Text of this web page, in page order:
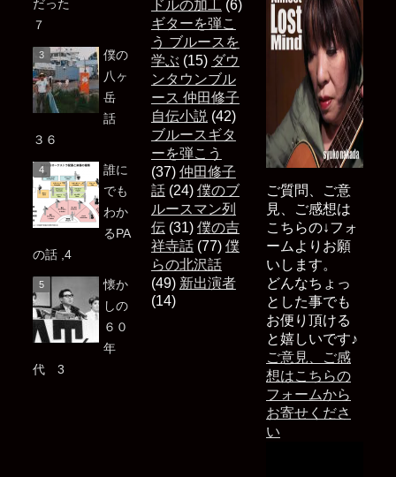
だった
７
僕の
八ヶ
岳
話
３６
誰に
でも
わか
るPA
の話 ,4
懐か
しの
６０
年
代 3
ドルの加工 (6)
ギターを弾こ
う ブルースを
学ぶ (15) ダウ
ンタウンブル
ース 仲田修子
自伝小説 (42)
ブルースギタ
ーを弾こう
(37) 仲田修子
話(24) 僕のブ
ルースマン列
伝(31) 僕の吉
祥寺話(77) 僕
らの北沢話
(49) 新出演者
(14)
ご質問、ご意
見、ご感想は
こちらの↓フォ
ームよりお願
いします。
どんなちょっ
とした事でも
お便り頂ける
と嬉しいです♪
ご意見、ご感
想はこちらの
フォームから
お寄せくださ
い